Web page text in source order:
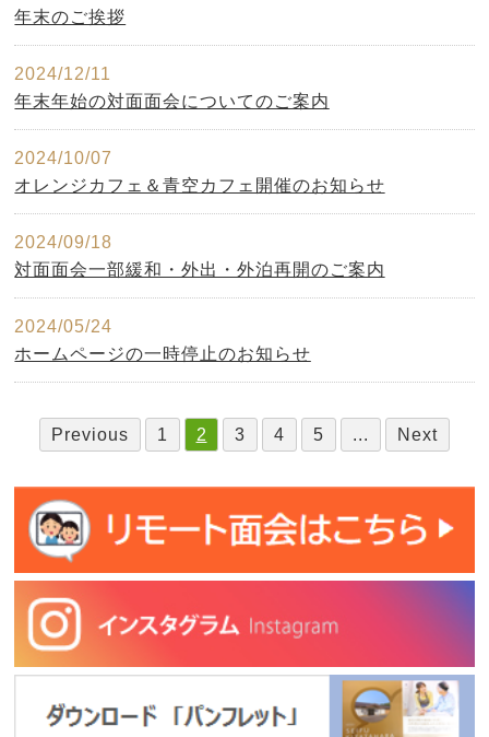
年末のご挨拶
2024/12/11
年末年始の対面面会についてのご案内
2024/10/07
オレンジカフェ＆青空カフェ開催のお知らせ
2024/09/18
対面面会一部緩和・外出・外泊再開のご案内
2024/05/24
ホームページの一時停止のお知らせ
Previous 1 2 3 4 5 ... Next